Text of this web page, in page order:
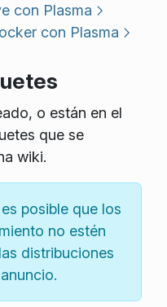
con Plasma
con Plasma
o están en el
que se
wiki.
posible que los
no estén
distribuciones